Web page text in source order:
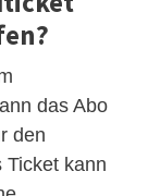
das Abo
den
Ticket kann